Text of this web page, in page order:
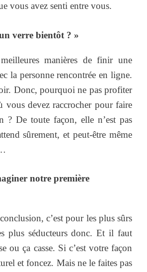
vous avez senti entre vous.
verre bientôt ? »
manières de finir une
la personne rencontrée en ligne.
Donc, pourquoi ne pas profiter
vous devez raccrocher pour faire
? De toute façon, elle n’est pas
sûrement, et peut-être même
notre première
c’est pour les plus sûrs
plus séducteurs donc. Et il faut
ou ça casse. Si c’est votre façon
et foncez. Mais ne le faites pas